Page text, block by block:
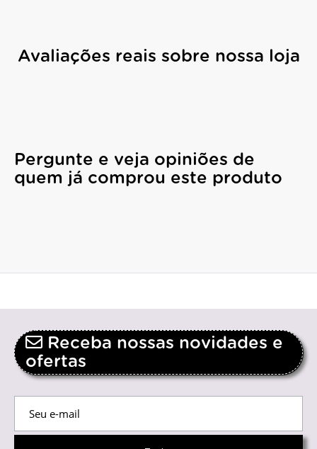
Avaliações reais sobre nossa loja
Pergunte e veja opiniões de
quem já comprou este produto
Receba nossas novidades e
ofertas